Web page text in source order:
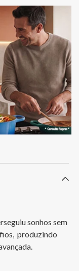
sonhos sem
produzindo